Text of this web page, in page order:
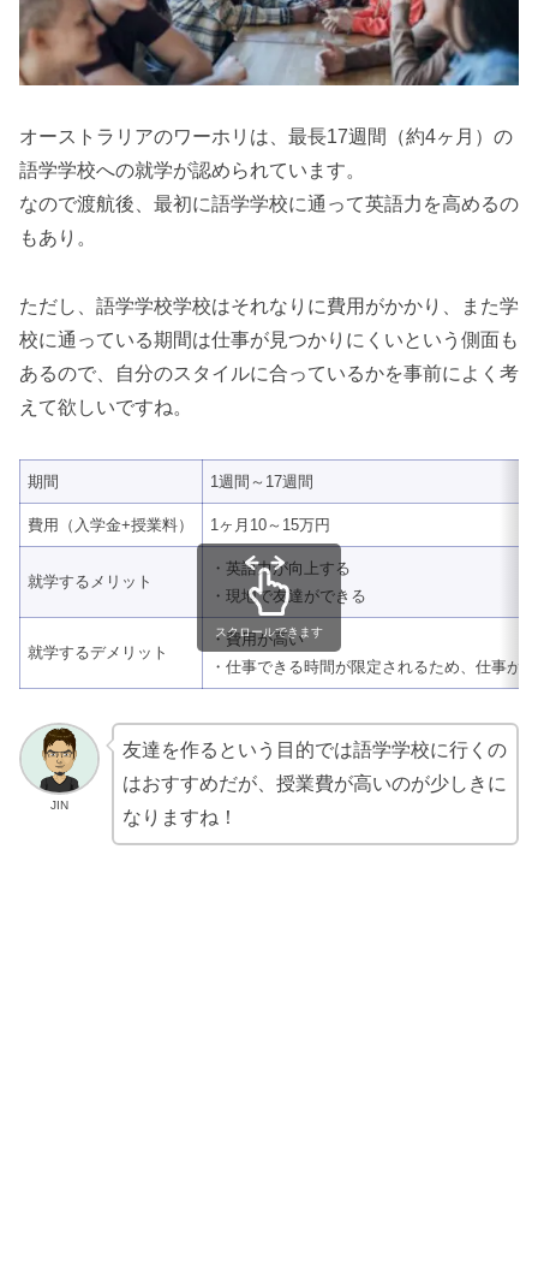
オーストラリアのワーホリは、最長17週間（約4ヶ月）の
語学学校への就学が認められています。
なので渡航後、最初に語学学校に通って英語力を高めるの
もあり。
ただし、語学学校学校はそれなりに費用がかかり、また学
校に通っている期間は仕事が見つかりにくいという側面も
あるので、自分のスタイルに合っているかを事前によく考
えて欲しいですね。
期間 1週間～17週間
費用（入学金+授業料） 1ヶ月10～15万円
就学するメリット
・英語力が向上する
・現地で友達ができる
就学するデメリット
・費用が高い
・仕事できる時間が限定されるため、仕事が
スクロールできます
JIN
友達を作るという目的では語学学校に行くの
はおすすめだが、授業費が高いのが少しきに
なりますね！